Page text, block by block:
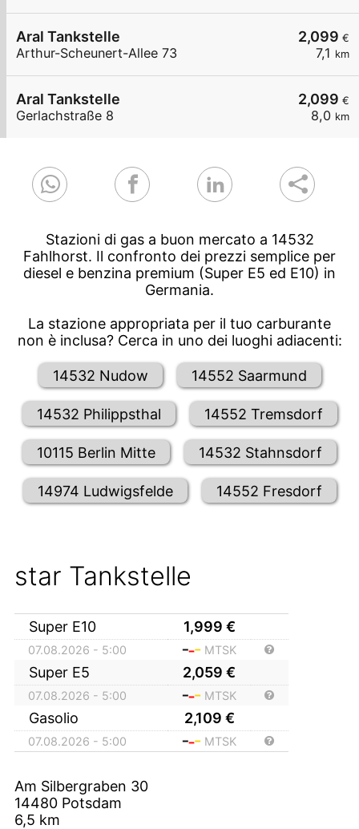
2,099 €
7,1 km
Aral Tankstelle
Arthur-Scheunert-Allee 73
2,099 €
8,0 km
Aral Tankstelle
Gerlachstraße 8
Stazioni di gas a buon mercato a 14532
Fahlhorst. Il confronto dei prezzi semplice per
diesel e benzina premium (Super E5 ed E10) in
Germania.
La stazione appropriata per il tuo carburante
non è inclusa? Cerca in uno dei luoghi adiacenti:
14532 Nudow 14552 Saarmund
14532 Philippsthal 14552 Tremsdorf
10115 Berlin Mitte 14532 Stahnsdorf
14974 Ludwigsfelde 14552 Fresdorf
star Tankstelle
Super E10 1,999 €
07.08.2026 - 5:00 MTSK
Super E5 2,059 €
07.08.2026 - 5:00 MTSK
Gasolio 2,109 €
07.08.2026 - 5:00 MTSK
Am Silbergraben 30
14480 Potsdam
6,5 km